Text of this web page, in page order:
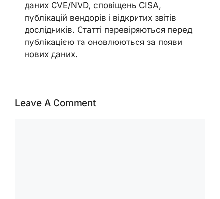
даних CVE/NVD, сповіщень CISA,
публікацій вендорів і відкритих звітів
дослідників. Статті перевіряються перед
публікацією та оновлюються за появи
нових даних.
Leave A Comment